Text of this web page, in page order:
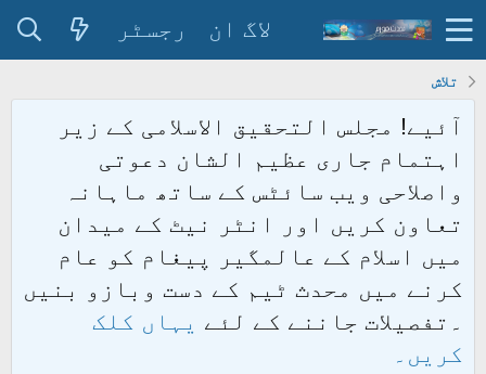
لاگ ان رجسٹر
تلاش
آئیے! مجلس التحقیق الاسلامی کے زیر
اہتمام جاری عظیم الشان دعوتی
واصلاحی ویب سائٹس کے ساتھ ماہانہ
تعاون کریں اور انٹر نیٹ کے میدان
میں اسلام کے عالمگیر پیغام کو عام
کرنے میں محدث ٹیم کے دست وبازو بنیں
۔تفصیلات جاننے کے لئے یہاں کلک
کریں۔